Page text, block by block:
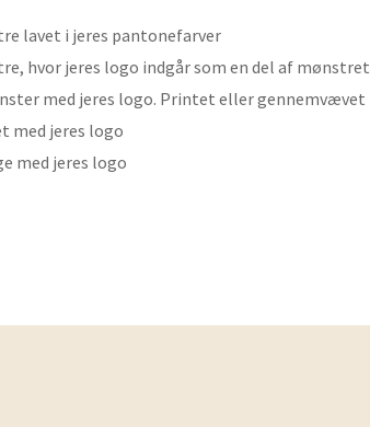
lavet i jeres pantonefarver
hvor jeres logo indgår som en del af mønstret
med jeres logo. Printet eller gennemvævet
med jeres logo
med jeres logo